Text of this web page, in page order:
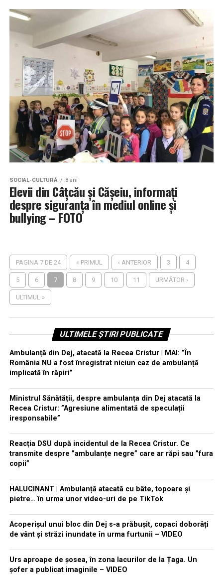
SOCIAL-CULTURĂ 8 ani
Elevii din Câțcău și Cășeiu, informați
despre siguranța în mediul online și
bullying – FOTO
PAGINA 7 DE 24 « PRIMUL ‹ ANTERIOR 3 4
5 6 7 8 9 10 11 URMĂTOR ›
ULTIMUL »
ULTIMELE ȘTIRI PUBLICATE
Ambulanță din Dej, atacată la Recea Cristur | MAI: ”În
România NU a fost înregistrat niciun caz de ambulanță
implicată în răpiri”
Ministrul Sănătății, despre ambulanța din Dej atacată la
Recea Cristur: ”Agresiune alimentată de speculații
iresponsabile”
Reacția DSU după incidentul de la Recea Cristur. Ce
transmite despre ”ambulanțe negre” care ar răpi sau ”fura
copii”
HALUCINANT | Ambulanță atacată cu bâte, topoare și
pietre… în urma unor video-uri de pe TikTok
Acoperișul unui bloc din Dej s-a prăbușit, copaci doborâți
de vânt și străzi inundate în urma furtunii – VIDEO
Urs aproape de șosea, în zona lacurilor de la Țaga. Un
șofer a publicat imaginile – VIDEO